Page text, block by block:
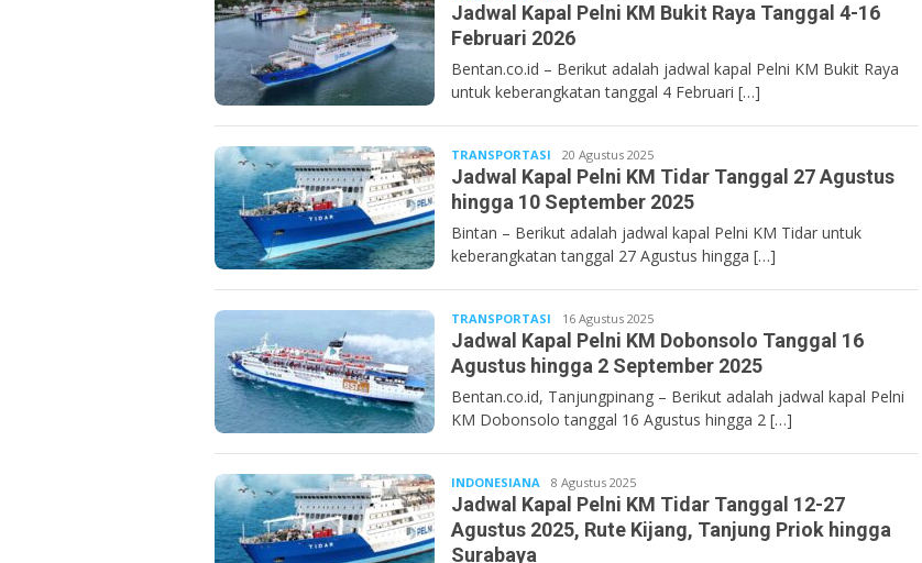
Jadwal Kapal Pelni KM Bukit Raya Tanggal 4-16
Februari 2026
Bentan.co.id – Berikut adalah jadwal kapal Pelni KM Bukit Raya
untuk keberangkatan tanggal 4 Februari […]
TRANSPORTASI Bentancoid
20 Agustus 2025
Jadwal Kapal Pelni KM Tidar Tanggal 27 Agustus
hingga 10 September 2025
Bintan – Berikut adalah jadwal kapal Pelni KM Tidar untuk
keberangkatan tanggal 27 Agustus hingga […]
TRANSPORTASI Bentancoid
16 Agustus 2025
Jadwal Kapal Pelni KM Dobonsolo Tanggal 16
Agustus hingga 2 September 2025
Bentan.co.id, Tanjungpinang – Berikut adalah jadwal kapal Pelni
KM Dobonsolo tanggal 16 Agustus hingga 2 […]
INDONESIANA Bentancoid
8 Agustus 2025
Jadwal Kapal Pelni KM Tidar Tanggal 12-27
Agustus 2025, Rute Kijang, Tanjung Priok hingga
Surabaya